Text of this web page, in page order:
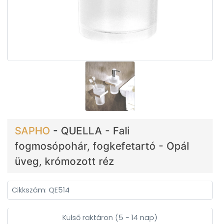
SAPHO - QUELLA - Fali
fogmosópohár, fogkefetartó - Opál
üveg, krómozott réz
Cikkszám: QE514
Külső raktáron (5 - 14 nap)